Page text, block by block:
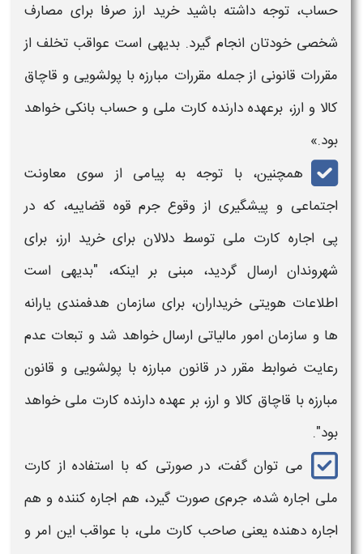
حساب، توجه داشته باشید خرید ارز صرفا برای مصارف
شخصی خودتان انجام گیرد. بدیهی است عواقب تخلف از
مقررات قانونی از جمله مقررات مبارزه با پولشویی و قاچاق
کالا و ارز، برعهده دارنده کارت ملی و حساب بانکی خواهد
بود.»
همچنین، با توجه به پیامی از سوی معاونت
اجتماعی و پیشگیری از وقوعجرم قوه قضاییه، که در
پی اجاره کارت ملی توسط دلالان برای خرید ارز، برای
شهروندان ارسال گردید، مبنی بر اینکه، "بدیهی است
اطلاعات هویتی خریداران، برای سازمان هدفمندی یارانه‌
ها و سازمان امور مالیاتی ارسال خواهد شد و تبعات عدم
رعایت ضوابط مقرر در قانون مبارزه با پولشویی و قانون
مبارزه با قاچاق کالا و ارز، بر عهده دارنده کارت ملی خواهد
بود".
می توان گفت، در صورتی که با استفاده از کارت
ملی اجاره شده، جرمی صورت گیرد، هم اجاره کننده و هم
اجاره دهنده یعنی صاحب کارت ملی، با عواقب این امر و